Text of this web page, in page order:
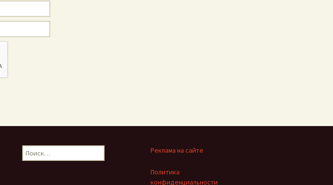
Найти: Реклама на сайте
Политика
конфиденциальности